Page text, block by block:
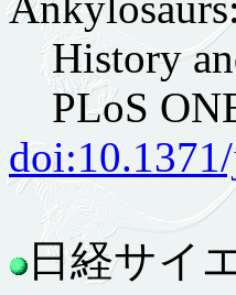
History
PLoS
日経サイ